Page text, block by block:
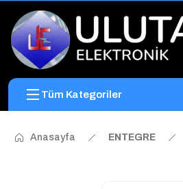
Tüm Kategoriler
Anasayfa ENTEGRE